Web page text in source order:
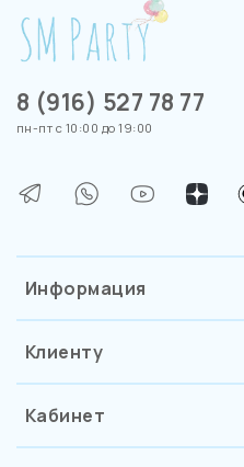
Информация
Клиенту
Кабинет
8 (916) 527 78 77
пн-пт с 10:00 до 19:00